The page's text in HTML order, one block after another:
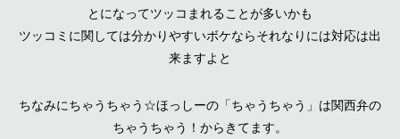
とになってツッコまれることが多いかも
ツッコミに関しては分かりやすいボケならそれなりには対応は出
来ますよと
ちなみにちゃうちゃう☆ほっしーの「ちゃうちゃう」は関西弁の
ちゃうちゃう！からきてます。